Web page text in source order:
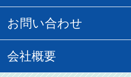
記念切符
割引制度
葭川となみグッズ
初音ミクグッズ
広告募集
営業距離世界最長
モノちゃん
お問い合わせ
お客様の声
会社概要